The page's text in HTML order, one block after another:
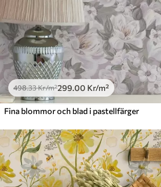
498.33Kr/m²299.00 Kr/m²
Fina blommor och blad i pastellfärger